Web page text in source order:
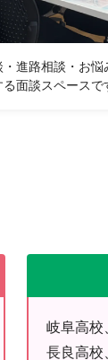
・進路相談・お悩
る面談スペースで
岐阜高校
長良高校